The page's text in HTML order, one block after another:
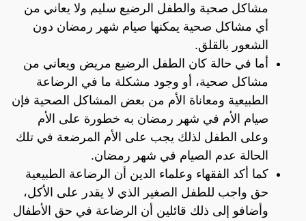
مشاكل صحية والطفل الرضيع سليم ولا يعاني من
أي مشاكل صحية يمكنها صيام شهر رمضان دون
الشعور بالقلق.
أما في حالة كان الطفل الرضيع مريض ويعاني من
مشاكل صحية، أو وجود مشكلة ما في الرضاعة
الطبيعية ومعاناة الأم من بعض المشاكل الصحية فإن
صيام الأم في شهر رمضان به خطورة على الأم
وعلى الطفل لذلك يجب على الأم المرضعة في تلك
الحالة عدم الصيام في شهر رمضان.
كما أكد الفقهاء وعلماء الدين أن الرضاعة الطبيعية
حق واجب للطفل الصغير الذي لا يقدر على الأكل،
وأضافو إلى ذلك قائلين أن الرضاعة في حق الأطفال